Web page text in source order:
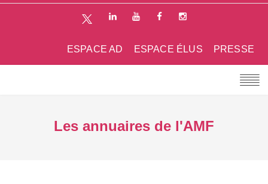
PRESSE
ESPACE ÉLUS
ESPACE AD
Les annuaires de l'AMF